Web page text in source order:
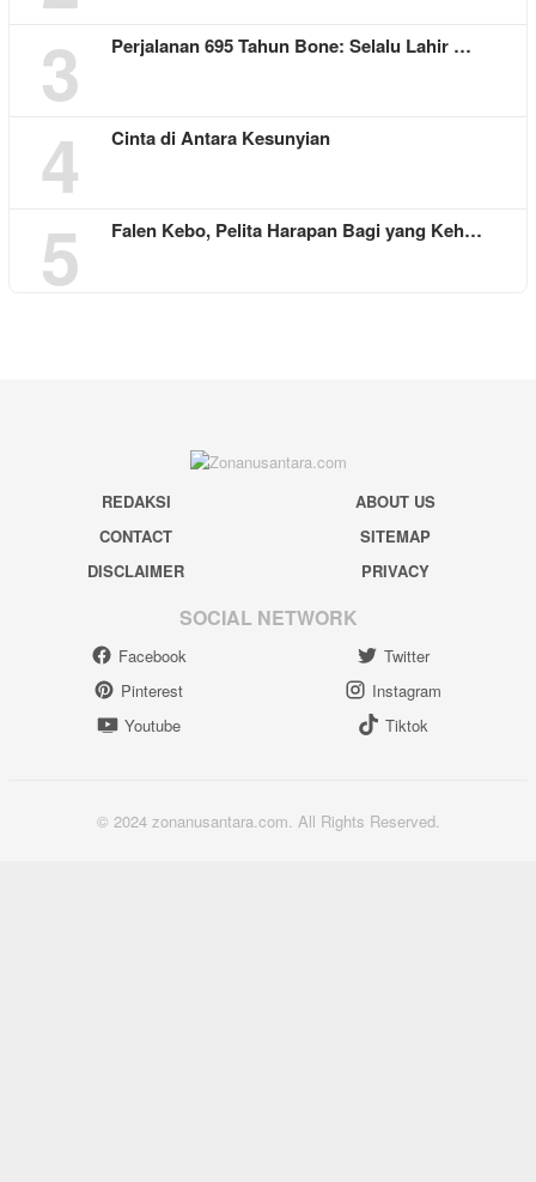
3 Perjalanan 695 Tahun Bone: Selalu Lahir …
4 Cinta di Antara Kesunyian
5 Falen Kebo, Pelita Harapan Bagi yang Keh…
REDAKSI
ABOUT US
CONTACT
SITEMAP
DISCLAIMER
PRIVACY
SOCIAL NETWORK
Facebook
Twitter
Pinterest
Instagram
Youtube
Tiktok
© 2024 zonanusantara.com. All Rights Reserved.